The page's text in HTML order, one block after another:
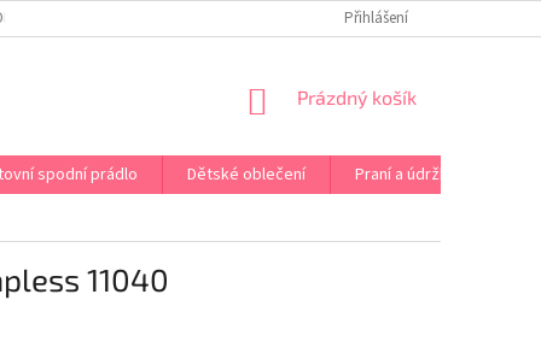
PRÁDLA NA MÍRU DOPRAVA A PLATBA ČR A EU
Přihlášení
NÁKUPNÍ
Prázdný košík
spodní prádlo Dětské oblečení Praní a údržba
11040